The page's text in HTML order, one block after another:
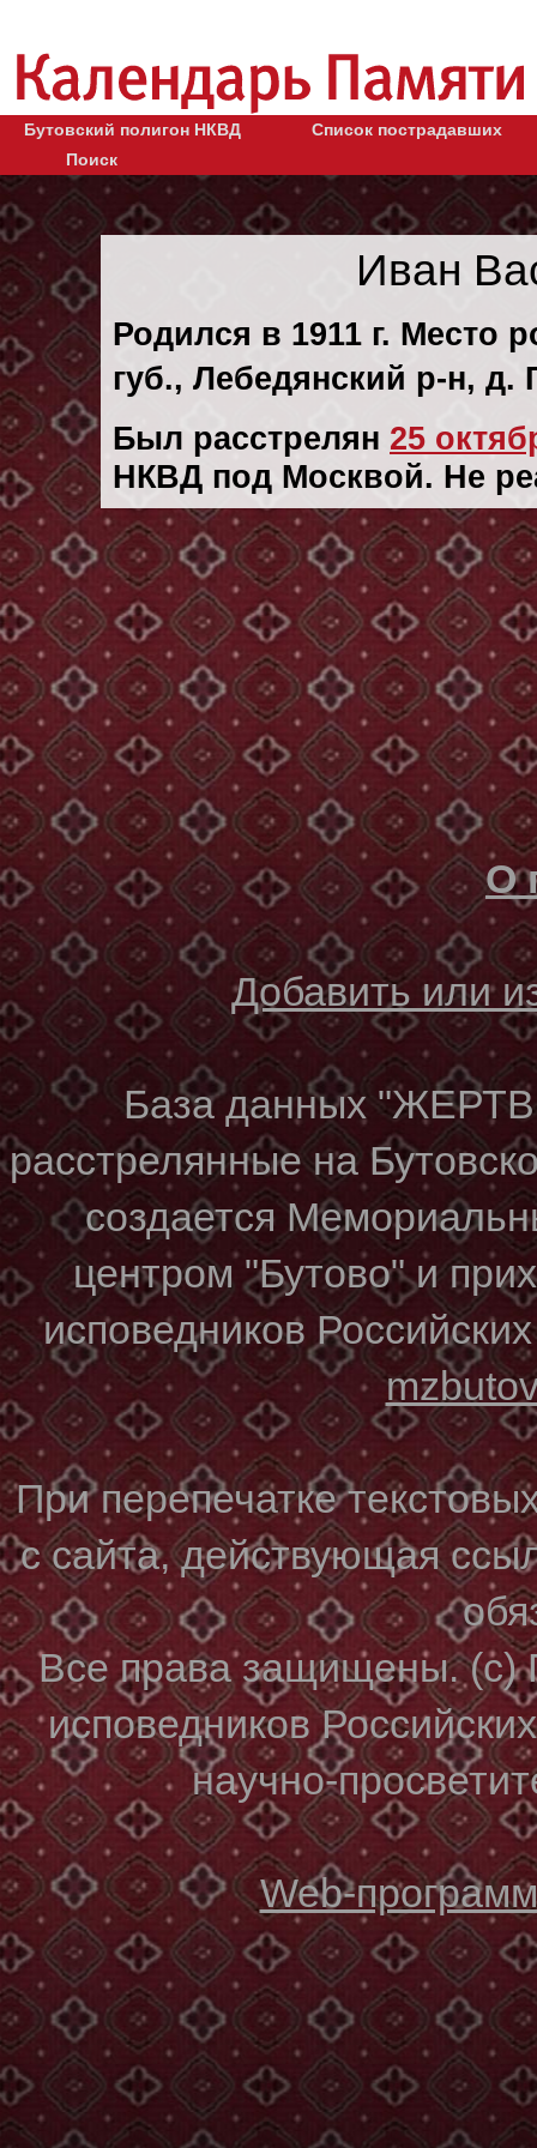
Бутовский полигон НКВД
Список пострадавших
Поиск
Иван
Родился в 1911 г. Место
губ., Лебедянский р-н, д.
Был расстрелян 25
НКВД под Москвой. Не
О
Добавить или
База данных
расстрелянные на
создается
центром "Бутово" и
исповедников
При перепечатке
с сайта, действующая
Все права защищены. (с)
исповедников
научно-
Web-